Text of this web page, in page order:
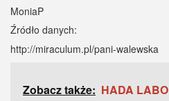
MoniaP
Źródło danych:
http://miraculum.pl/pani-walewska
Zobacz także: HADA LABO